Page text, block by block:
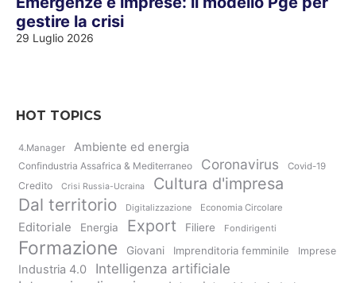
gestire la crisi
29 Luglio 2026
HOT TOPICS
4.Manager Ambiente ed energia
Confindustria Assafrica & Mediterraneo Coronavirus Covid-19
Credito Crisi Russia-Ucraina Cultura d'impresa
Dal territorio Digitalizzazione Economia Circolare
Editoriale Energia Export Filiere Fondirigenti
Formazione Giovani Imprenditoria femminile Imprese
Industria 4.0
Intelligenza artificiale